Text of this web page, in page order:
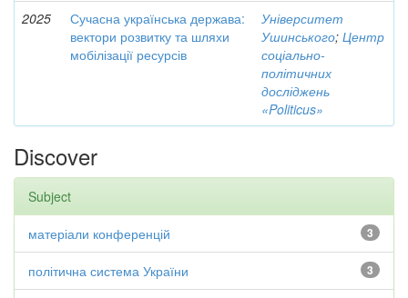
2025
Сучасна українська держава:
вектори розвитку та шляхи
мобілізації ресурсів
Університет
Ушинського; Центр
соціально-
політичних
досліджень
«Politicus»
Discover
Subject
3
матеріали конференцій
3
політична система України